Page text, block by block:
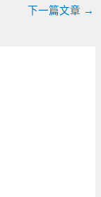
下一篇文章 →